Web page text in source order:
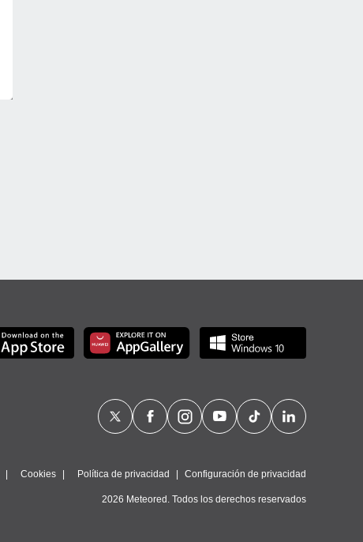
Cookies Política de privacidad Configuración de privacidad
2026 Meteored. Todos los derechos reservados